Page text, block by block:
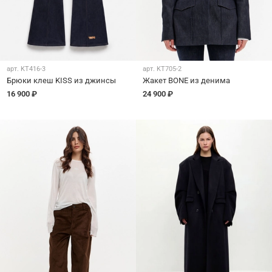
арт. KT416-3
Брюки клеш KISS из джинсы
16 900 ₽
арт. KT705-2
Жакет BONE из денима
24 900 ₽